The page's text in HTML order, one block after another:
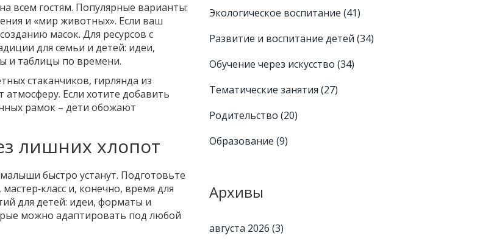
всем гостям. Популярные варианты:
и «мир животных». Если ваш
масок. Для ресурсов с
для семьи и детей: идеи,
и таблицы по времени.
стаканчиков, гирлянда из
Если хотите добавить
рамок – дети обожают
лишних хлопот
быстро устанут. Подготовьте
и, конечно, время для
для детей: идеи, форматы и
можно адаптировать под любой
Экологическое воспитание (41)
Развитие и воспитание детей (34)
Обучение через искусство (34)
Тематические занятия (27)
Родительство (20)
Образование (9)
Архивы
августа 2026 (3)